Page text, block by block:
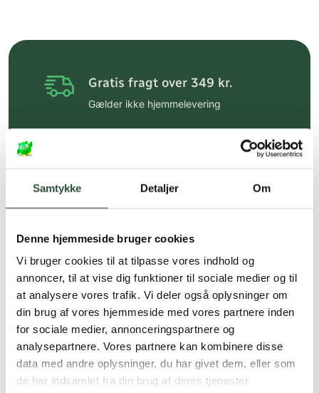
Samtykke Detaljer Om
Denne hjemmeside bruger cookies
Vi bruger cookies til at tilpasse vores indhold og
annoncer, til at vise dig funktioner til sociale medier og til
at analysere vores trafik. Vi deler også oplysninger om
din brug af vores hjemmeside med vores partnere inden
for sociale medier, annonceringspartnere og
analysepartnere. Vores partnere kan kombinere disse
data med andre oplysninger, du har givet dem, eller som
de har indsamlet fra din brug af deres tjenester.
Gratis fragt over 349 kr.
Gælder ikke hjemmelevering
Hurtig levering (30 min. i Kbh)
Faste lave priser*
*Gælder ikke ernæringsprodukter.
Stort udvalg af kendte
produkter
Vi tilbyder et stort udvalg af kendte
cremer, vitaminer og andre spændende
produkter – altid til fast lav pris.